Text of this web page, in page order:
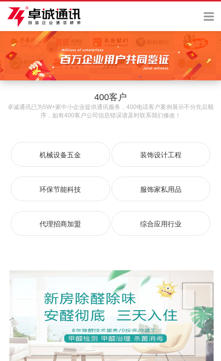
400客户
卓诚通讯已为5W+家中小企业提供通讯服务，400电话客户案例展示不分先后顺
序，如有400客户公司信息错误请及时联系我们修改！
机械设备五金 装饰设计工程
环保节能科技 服饰家私用品
代理招商加盟 综合应用行业